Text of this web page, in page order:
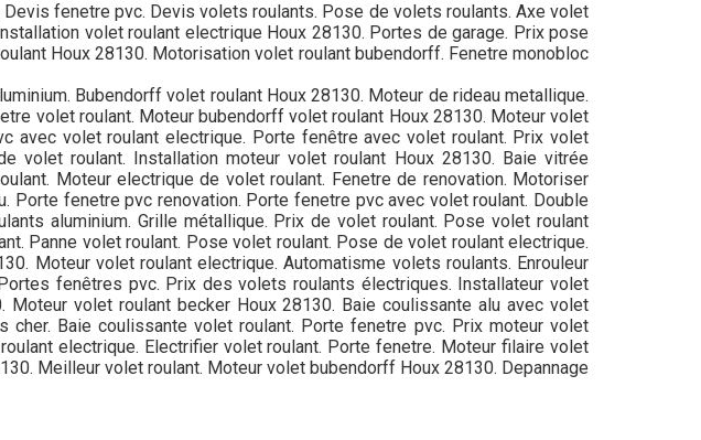
fenetre pvc. Devis volets roulants. Pose de volets roulants. Axe volet
volet roulant electrique Houx 28130. Portes de garage. Prix pose
Houx 28130. Motorisation volet roulant bubendorff. Fenetre monobloc
Bubendorff volet roulant Houx 28130. Moteur de rideau metallique.
volet roulant. Moteur bubendorff volet roulant Houx 28130. Moteur volet
avec volet roulant electrique. Porte fenêtre avec volet roulant. Prix volet
volet roulant. Installation moteur volet roulant Houx 28130. Baie vitrée
Moteur electrique de volet roulant. Fenetre de renovation. Motoriser
fenetre pvc renovation. Porte fenetre pvc avec volet roulant. Double
aluminium. Grille métallique. Prix de volet roulant. Pose volet roulant
Panne volet roulant. Pose volet roulant. Pose de volet roulant electrique.
Moteur volet roulant electrique. Automatisme volets roulants. Enrouleur
fenêtres pvc. Prix des volets roulants électriques. Installateur volet
volet roulant becker Houx 28130. Baie coulissante alu avec volet
Baie coulissante volet roulant. Porte fenetre pvc. Prix moteur volet
electrique. Electrifier volet roulant. Porte fenetre. Moteur filaire volet
Meilleur volet roulant. Moteur volet bubendorff Houx 28130. Depannage